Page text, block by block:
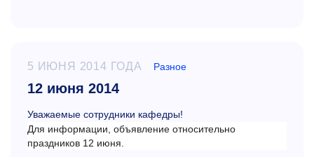
5 ИЮНЯ 2014 ГОДА Разное
12 июня 2014
Уважаемые сотрудники кафедры!
Для информации, объявление относительно
праздников 12 июня.